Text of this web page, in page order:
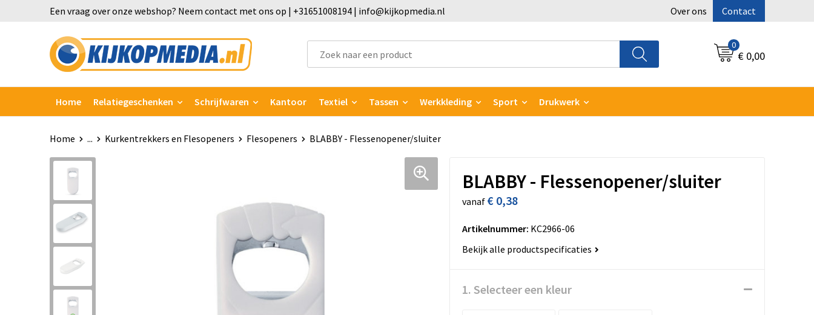
Een vraag over onze webshop? Neem contact met ons op | +31651008194 | info@kijkopmedia.nl Over ons Contact
0
€ 0,00
Home Relatiegeschenken Schrijfwaren Kantoor Textiel Tassen Werkkleding Sport Drukwerk
Home ... Kurkentrekkers en Flesopeners Flesopeners BLABBY - Flessenopener/sluiter
BLABBY - Flessenopener/sluiter
vanaf € 0,38
Artikelnummer: KC2966-06
Bekijk alle productspecificaties
1. Selecteer een kleur